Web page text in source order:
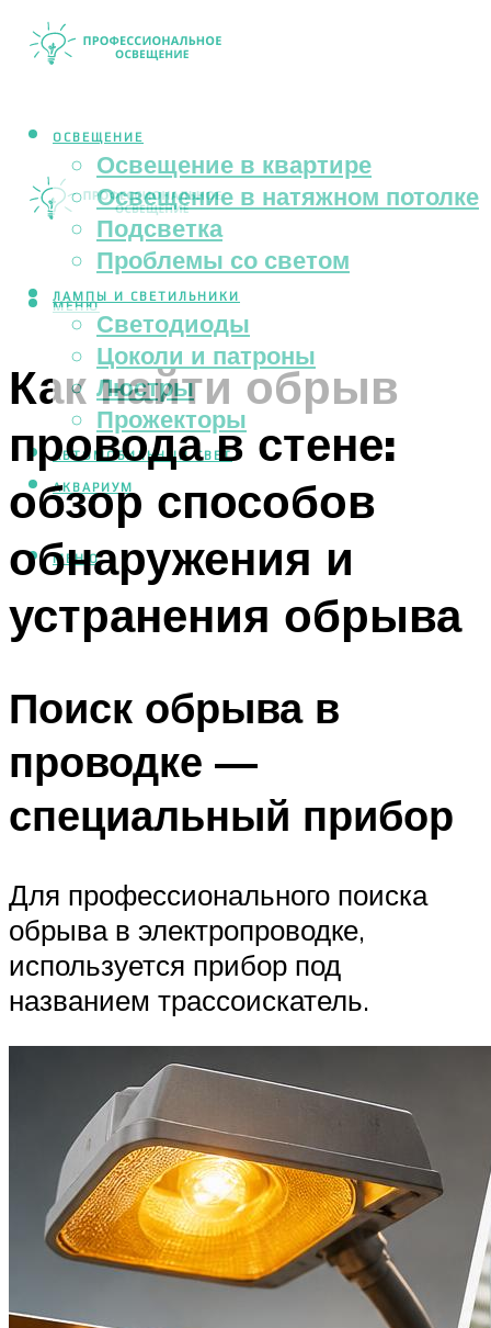
ОСВЕЩЕНИЕ
Освещение в квартире
Освещение в натяжном потолке
Подсветка
Проблемы со светом
ЛАМПЫ И СВЕТИЛЬНИКИ
Светодиоды
Цоколи и патроны
Люстры
Прожекторы
АВТОМОБИЛЬНЫЙ СВЕТ
АКВАРИУМ
МЕНЮ
МЕНЮ
Как найти обрыв
провода в стене:
обзор способов
обнаружения и
устранения обрыва
Поиск обрыва в
проводке —
специальный прибор
Для профессионального поиска
обрыва в электропроводке,
используется прибор под
названием трассоискатель.